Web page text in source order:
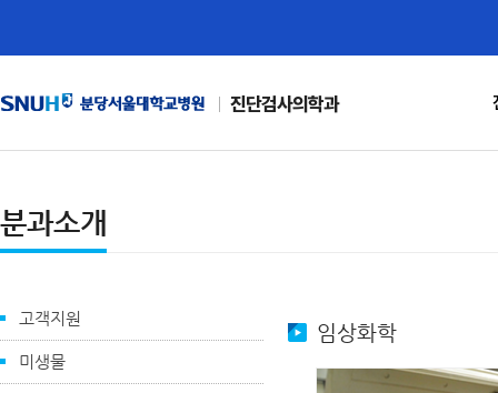
진단검사의학과
분과소개
고객지원
미생물
임상화학